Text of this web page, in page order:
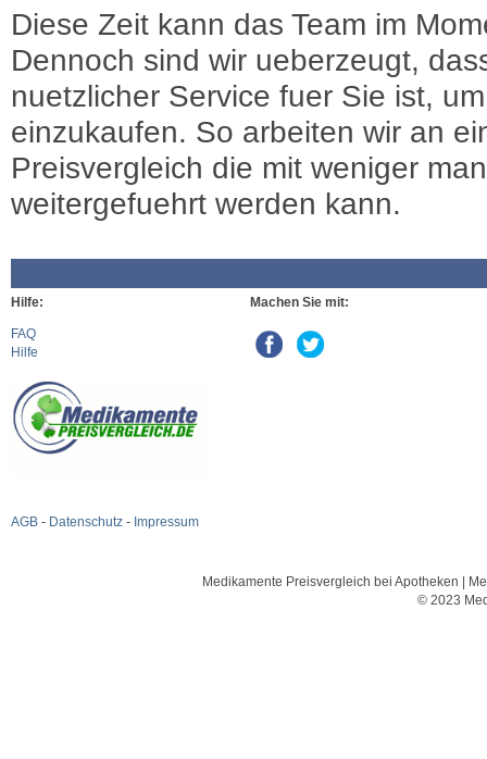
Diese Zeit kann das Team im
Dennoch sind wir ueberzeugt,
nuetzlicher Service fuer Sie ist,
einzukaufen. So arbeiten wir an
Preisvergleich die mit weniger
weitergefuehrt werden kann.
Hilfe:
FAQ
Hilfe
AGB - Datenschutz - Impressum
Machen Sie mit:
Medikamente Preisvergleich bei Apotheken |
© 2023